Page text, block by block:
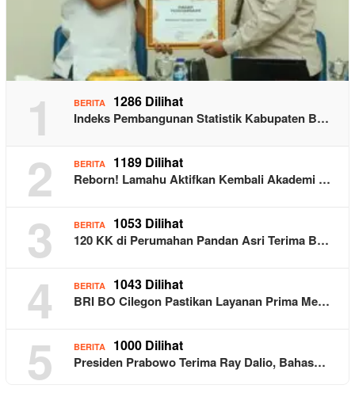
1 BERITA 1286 Dilihat
Indeks Pembangunan Statistik Kabupaten B…
2 BERITA 1189 Dilihat
Reborn! Lamahu Aktifkan Kembali Akademi …
3 BERITA 1053 Dilihat
120 KK di Perumahan Pandan Asri Terima B…
4 BERITA 1043 Dilihat
BRI BO Cilegon Pastikan Layanan Prima Me…
5 BERITA 1000 Dilihat
Presiden Prabowo Terima Ray Dalio, Bahas…